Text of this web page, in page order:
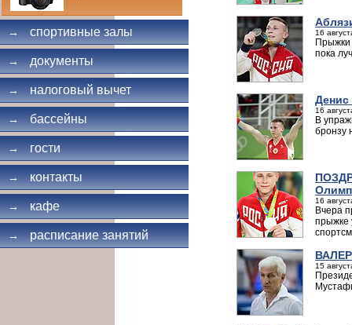
→ спортивные залы
→ документы
→ налоговый вычет
→ бассейны
→ гости
→ контакты
→ кафе
→ расписание занятий
16
Прыжки
пока
Денис
16
В
бронзу
16
Вчера
прыжке
15